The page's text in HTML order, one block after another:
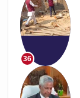
36